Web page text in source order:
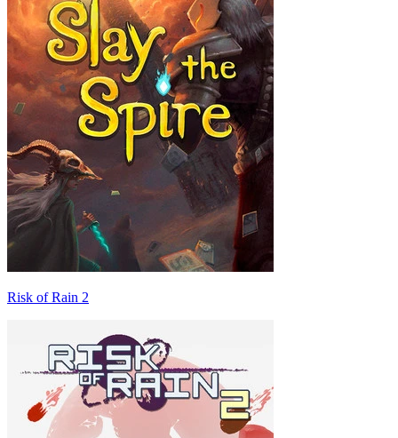
Risk of Rain 2